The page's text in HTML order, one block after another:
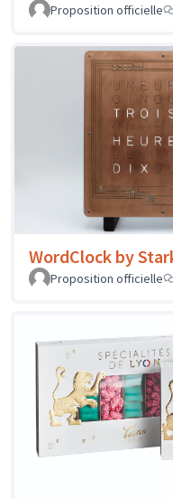
Proposition officielle
WordClock by
Proposition officielle